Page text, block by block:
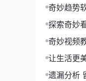
奇妙趋势
流）
探索奇妙
奇妙视频
让生活更
遗漏分析